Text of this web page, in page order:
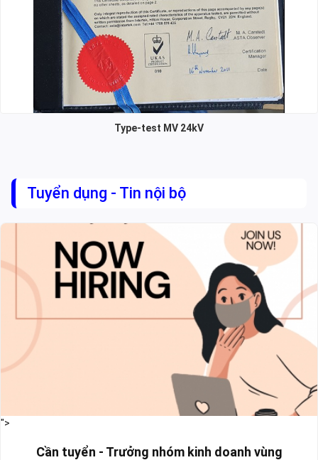
Type-test MV 24kV
Tuyển dụng - Tin nội bộ
">
Cần tuyển - Trưởng nhóm kinh doanh vùng